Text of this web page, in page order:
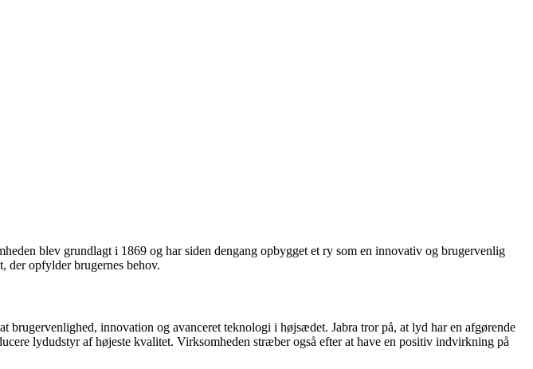
blev grundlagt i 1869 og har siden dengang opbygget et ry som en innovativ og brugervenlig
der opfylder brugernes behov.
innovation og avanceret teknologi i højsædet. Jabra tror på, at lyd har en afgørende
lydudstyr af højeste kvalitet. Virksomheden stræber også efter at have en positiv indvirkning på